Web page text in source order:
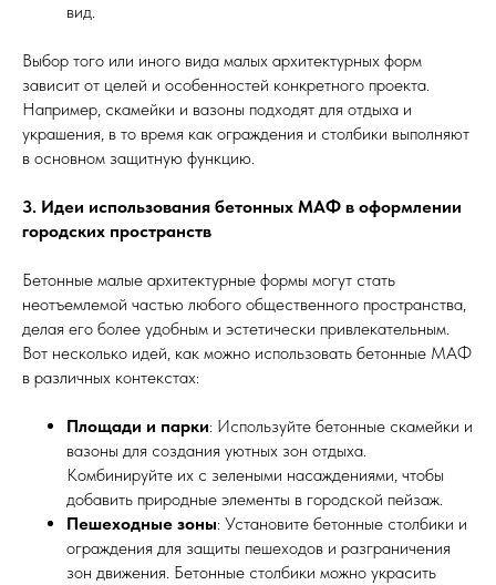
вид.
Выбор того или иного вида малых архитектурных форм
зависит от целей и особенностей конкретного проекта.
Например, скамейки и вазоны подходят для отдыха и
украшения, в то время как ограждения и столбики выполняют
в основном защитную функцию.
3. Идеи использования бетонных МАФ в оформлении
городских пространств
Бетонные малые архитектурные формы могут стать
неотъемлемой частью любого общественного пространства,
делая его более удобным и эстетически привлекательным.
Вот несколько идей, как можно использовать бетонные МАФ
в различных контекстах:
Площади и парки: Используйте бетонные скамейки и
вазоны для создания уютных зон отдыха.
Комбинируйте их с зелеными насаждениями, чтобы
добавить природные элементы в городской пейзаж.
Пешеходные зоны: Установите бетонные столбики и
ограждения для защиты пешеходов и разграничения
зон движения. Бетонные столбики можно украсить